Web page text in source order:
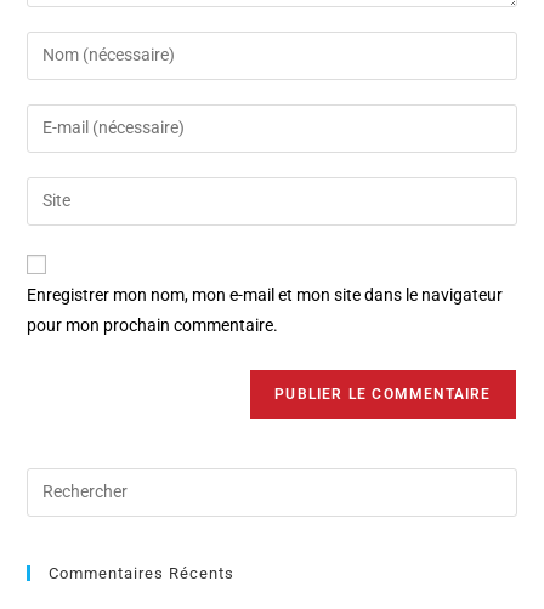
Enregistrer mon nom, mon e-mail et mon site dans le navigateur
pour mon prochain commentaire.
Commentaires Récents